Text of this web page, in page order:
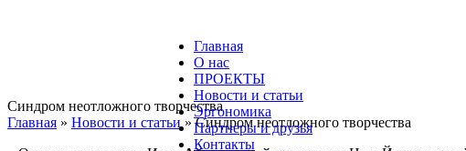
Главная
О нас
ПРОЕКТЫ
Новости и статьи
Эргономика
Партнеры и друзья
Контакты
Синдром неотложного творчества
Главная » Новости и статьи »Синдром неотложного творчества